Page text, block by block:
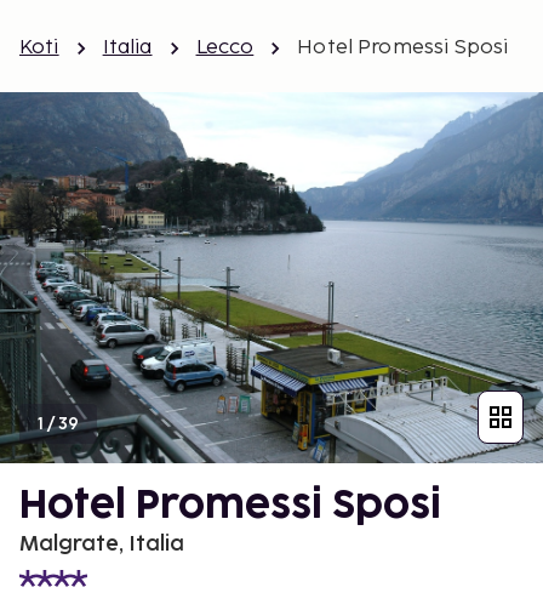
Koti Italia Lecco Hotel Promessi Sposi
1/39
Hotel Promessi Sposi
Malgrate, Italia